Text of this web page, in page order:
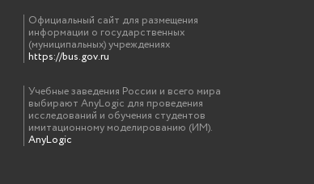
Официальный сайт для размещения
информации о государственных
(муниципальных) учреждениях
https://bus.gov.ru
Учебные заведения России и всего мира
выбирают AnyLogic для проведения
исследований и обучения студентов
имитационному моделированию (ИМ).
AnyLogic